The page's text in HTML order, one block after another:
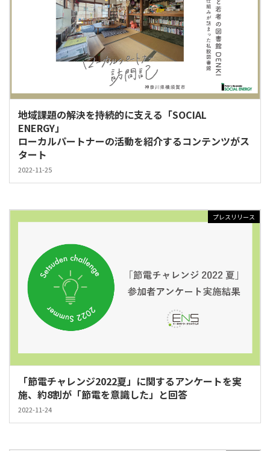
地域課題の解決を持続的に支える「SOCIAL
ENERGY」
ローカルパートナーの活動を紹介するコンテンツがス
タート
2022-11-25
プレスリリース
「節電チャレンジ2022夏」に関するアンケートを実
施、約8割が「節電を意識した」と回答
2022-11-24